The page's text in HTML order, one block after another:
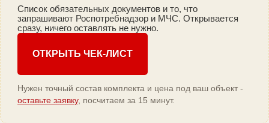
Список обязательных документов и то, что
запрашивают Роспотребнадзор и МЧС. Открывается
сразу, ничего оставлять не нужно.
ОТКРЫТЬ ЧЕК-ЛИСТ
Нужен точный состав комплекта и цена под ваш объект -
оставьте заявку, посчитаем за 15 минут.